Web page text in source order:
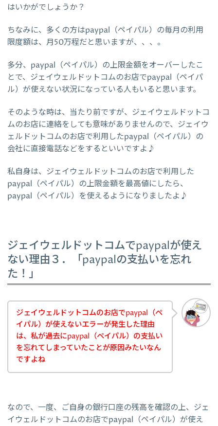
はいかがでしょうか？
ちなみに、多くの方はpaypal（ペイパル）の毎月の利用
限度額は、月50万程だと思いますが、、、。
多分、paypal（ペイパル）の上限金額をオーバーしたこ
とで、ジェイウェルドットコムのお店でpaypal（ペイパ
ル）が使えない状況になっている人もいると思います。
そのような時は、当たり前ですが、ジェイウェルドットコ
ムのお店に連絡をしても意味がありませんので、ジェイウ
ェルドットコムのお店で利用したpaypal（ペイパル）の
会社に直接電話などをするといいですよ♪
私自身は、ジェイウェルドットコムのお店で利用した
paypal（ペイパル）の上限金額を最高値にしたら、
paypal（ペイパル）を使えるようになりましたよ♪
ジェイウェルドットコムでpaypalが使え
ない理由３．「paypalの支払いを忘れ
た！」
ジェイウェルドットコムのお店でpaypal（ペ
イパル）が使えないエラーが発生した理由
は、私が過去にpaypal（ペイパル）の支払い
を忘れてしまっていたことが原因みたいなん
ですよね
なので、一度、ご自身の銀行口座の残高を確認の上、ジェ
イウェルドットコムのお店でpaypal（ペイパル）が使え